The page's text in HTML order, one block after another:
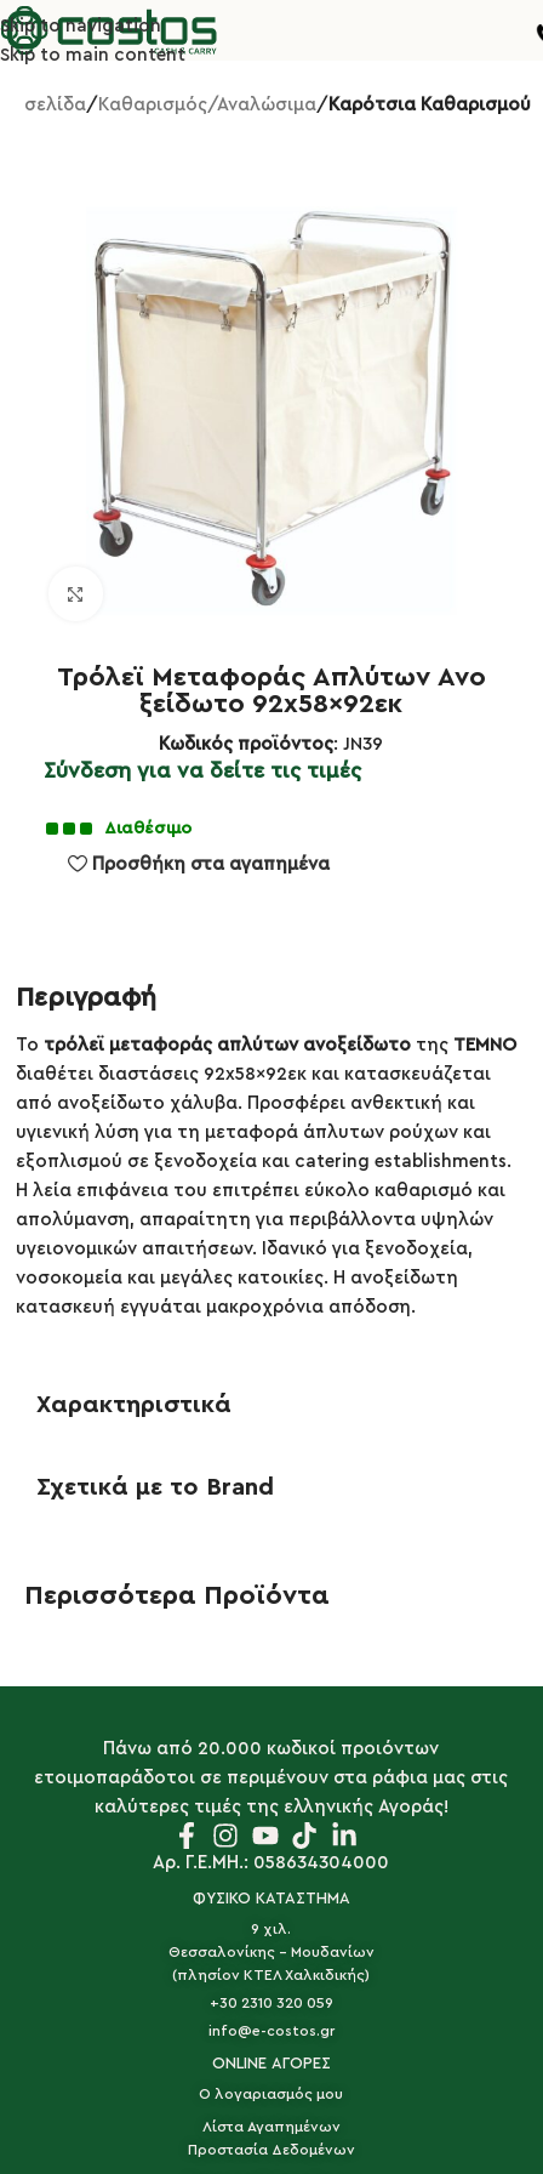
Skip to navigation
Skip to main content
σελίδα Καθαρισμός/Αναλώσιμα Καρότσια Καθαρισμού
Κλικ για μεγέθυνση
Τρόλεϊ Μεταφοράς Απλύτων Ανο
ξείδωτο 92x58x92εκ
Κωδικός προϊόντος: JN39
Σύνδεση για να δείτε τις τιμές
Διαθέσιμο
Προσθήκη στα αγαπημένα
Περιγραφή
Το τρόλεϊ μεταφοράς απλύτων ανοξείδωτο της TEMNO
διαθέτει διαστάσεις 92x58x92εκ και κατασκευάζεται
από ανοξείδωτο χάλυβα. Προσφέρει ανθεκτική και
υγιενική λύση για τη μεταφορά άπλυτων ρούχων και
εξοπλισμού σε ξενοδοχεία και catering establishments.
Η λεία επιφάνεια του επιτρέπει εύκολο καθαρισμό και
απολύμανση, απαραίτητη για περιβάλλοντα υψηλών
υγειονομικών απαιτήσεων. Ιδανικό για ξενοδοχεία,
νοσοκομεία και μεγάλες κατοικίες. Η ανοξείδωτη
κατασκευή εγγυάται μακροχρόνια απόδοση.
Χαρακτηριστικά
Σχετικά με το Brand
Περισσότερα Προϊόντα
Πάνω από 20.000 κωδικοί προιόντων
ετοιμοπαράδοτοι σε περιμένουν στα ράφια μας στις
καλύτερες τιμές της ελληνικής Αγοράς!
Αρ. Γ.Ε.ΜΗ.: 058634304000
ΦΥΣΙΚΟ ΚΑΤΑΣΤΗΜΑ
9 χιλ.
Θεσσαλονίκης - Μουδανίων
(πλησίον ΚΤΕΛ Χαλκιδικής)
+30 2310 320 059
info@e-costos.gr
ONLINE ΑΓΟΡΕΣ
Ο λογαριασμός μου
Λίστα Αγαπημένων
Προστασία Δεδομένων